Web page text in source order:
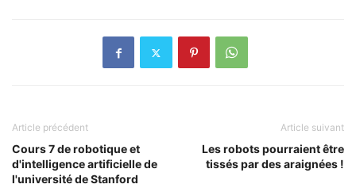
Article précédent
Cours 7 de robotique et
d'intelligence artificielle de
l'université de Stanford
Article suivant
Les robots pourraient être
tissés par des araignées !